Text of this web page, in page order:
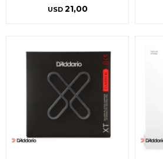
USD 21,00